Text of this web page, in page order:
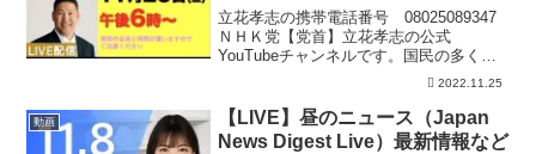
立花孝志の携帯電話番号 08025089347
ＮＨＫ党【党首】立花孝志の公式
YouTubeチャンネルです。国民の多くが
ＮＨＫの受信料を不払いすればＮＨＫぶ
っ壊せます。よって、スクランブル放送
実施までは、ＮＨＫ受信料を不払いする
国民を増やすこ...
2022.11.25
動画
【LIVE】昼のニュース（Japan
News Digest Live）最新情報など